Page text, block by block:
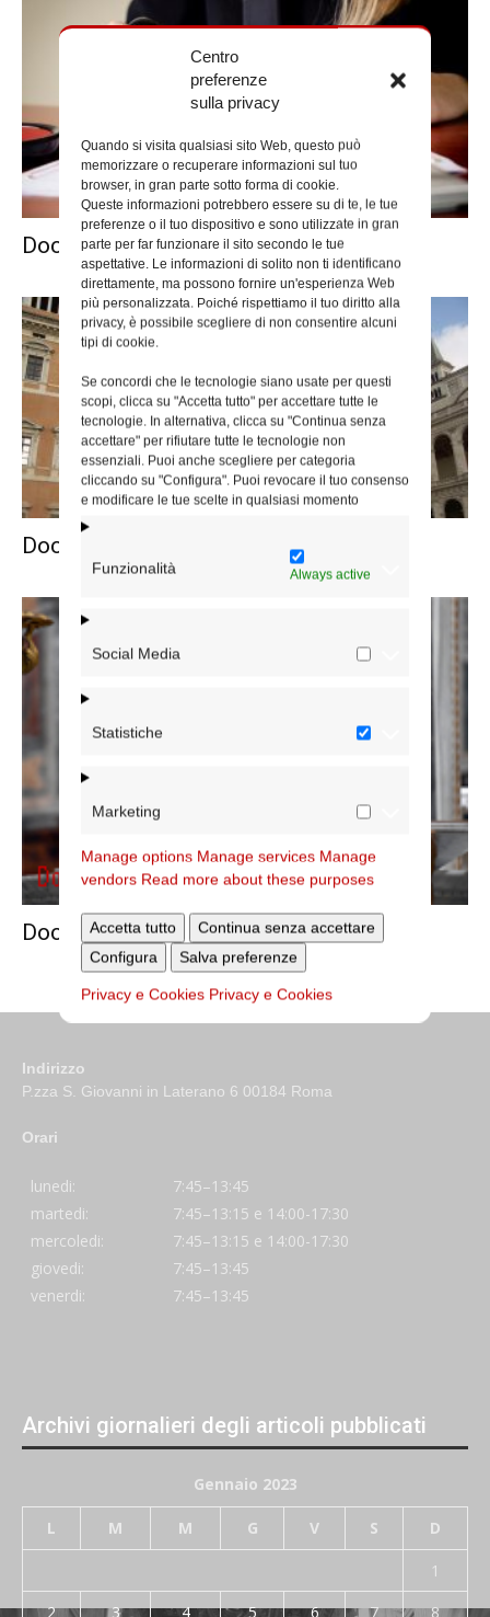
Centro
preferenze
sulla privacy
Quando si visita qualsiasi sito Web, questo può
memorizzare o recuperare informazioni sul tuo
browser, in gran parte sotto forma di cookie.
Queste informazioni potrebbero essere su di te, le tue
preferenze o il tuo dispositivo e sono utilizzate in gran
parte per far funzionare il sito secondo le tue
aspettative. Le informazioni di solito non ti identificano
direttamente, ma possono fornire un'esperienza Web
più personalizzata. Poiché rispettiamo il tuo diritto alla
privacy, è possibile scegliere di non consentire alcuni
tipi di cookie.
Se concordi che le tecnologie siano usate per questi
scopi, clicca su "Accetta tutto" per accettare tutte le
tecnologie. In alternativa, clicca su "Continua senza
accettare" per rifiutare tutte le tecnologie non
essenziali. Puoi anche scegliere per categoria
cliccando su "Configura". Puoi revocare il tuo consenso
e modificare le tue scelte in qualsiasi momento
Funzionalità Always active
Social Media
Statistiche
Marketing
Manage options Manage services Manage
vendors Read more about these purposes
Accetta tutto
Continua senza accettare
Configura
Salva preferenze
Privacy e Cookies Privacy e Cookies
Documenti Cancelleria 2023
Documenti Diocesi 2023
Documenti Cardinale Vicario 2023
Indirizzo
P.zza S. Giovanni in Laterano 6 00184 Roma
Orari
lunedi:
7:45–13:45
martedi:
7:45–13:15 e 14:00-17:30
mercoledi:
7:45–13:15 e 14:00-17:30
giovedi:
7:45–13:45
venerdi:
7:45–13:45
Archivi giornalieri degli articoli pubblicati
Gennaio 2023
L M M G V S D
1
2
3 4 5 6 7 8